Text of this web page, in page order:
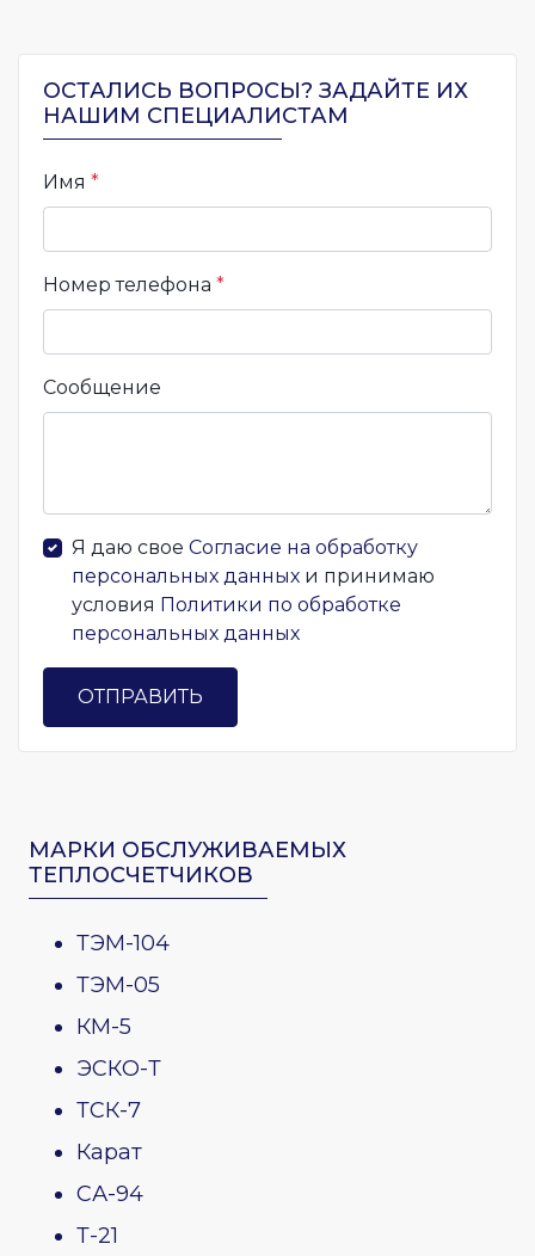
ОСТАЛИСЬ ВОПРОСЫ? ЗАДАЙТЕ ИХ
НАШИМ СПЕЦИАЛИСТАМ
Имя *
Номер телефона *
Сообщение
Я даю свое Согласие на обработку
персональных данных и принимаю
условия Политики по обработке
персональных данных
ОТПРАВИТЬ
МАРКИ ОБСЛУЖИВАЕМЫХ
ТЕПЛОСЧЕТЧИКОВ
ТЭМ-104
ТЭМ-05
КМ-5
ЭСКО-Т
ТСК-7
Карат
СА-94
Т-21